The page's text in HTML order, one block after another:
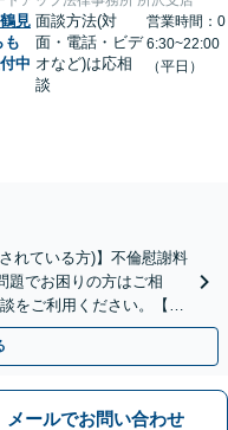
見
も
中
面談方法(対
面・電話・ビデ
オなど)は応相
談
営業時間：0
6:30~22:00
（平日）
れている方)】不倫慰謝料
題でお困りの方はご相
をご利用ください。【不
メールでお問い合わせ